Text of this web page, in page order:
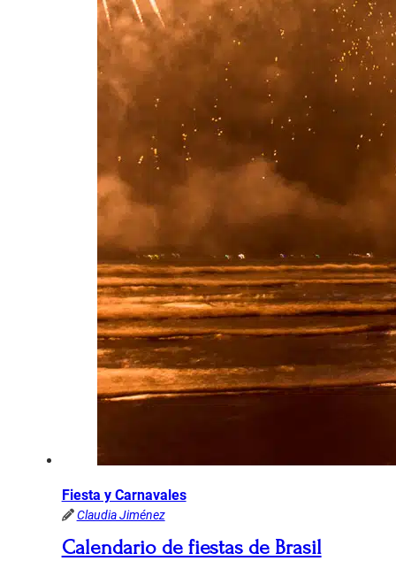
Fiesta y Carnavales
Claudia Jiménez
Calendario de fiestas de Brasil